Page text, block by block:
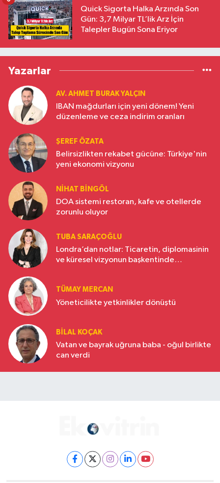
Quick Sigorta Halka Arzında Son
Gün: 3,7 Milyar TL’lik Arz İçin
Talepler Bugün Sona Eriyor
Yazarlar
AV. AHMET BURAK YALÇIN
IBAN mağdurları için yeni dönem! Yeni
düzenleme ve ceza indirim oranları
ŞEREF ÖZATA
Belirsizlikten rekabet gücüne: Türkiye'nin
yeni ekonomi vizyonu
NIHAT BINGÖL
DOA sistemi restoran, kafe ve otellerde
zorunlu oluyor
TUBA SARAÇOĞLU
Londra’dan notlar: Ticaretin, diplomasinin
ve küresel vizyonun başkentinde
TÜMAY MERCAN
Yöneticilikte yetkinlikler dönüştü
BILAL KOÇAK
Vatan ve bayrak uğruna baba - oğul birlikte
can verdi